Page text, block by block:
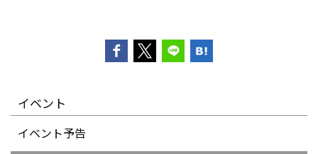
イベント
イベント予告